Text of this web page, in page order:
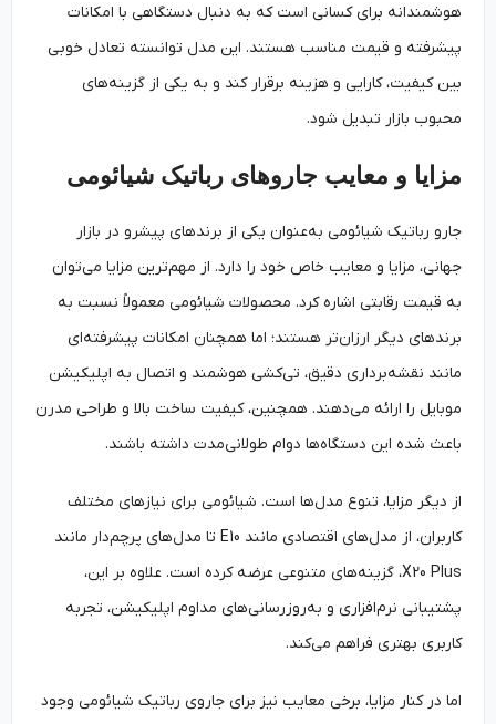
هوشمندانه برای کسانی است که به دنبال دستگاهی با امکانات
پیشرفته و قیمت مناسب هستند. این مدل توانسته تعادل خوبی
بین کیفیت، کارایی و هزینه برقرار کند و به یکی از گزینه‌های
محبوب بازار تبدیل شود.
مزایا و معایب جاروهای رباتیک شیائومی
جارو رباتیک شیائومی به‌عنوان یکی از برندهای پیشرو در بازار
جهانی، مزایا و معایب خاص خود را دارد. از مهم‌ترین مزایا می‌توان
به قیمت رقابتی اشاره کرد. محصولات شیائومی معمولاً نسبت به
برندهای دیگر ارزان‌تر هستند؛ اما همچنان امکانات پیشرفته‌ای
مانند نقشه‌برداری دقیق، تی‌کشی هوشمند و اتصال به اپلیکیشن
موبایل را ارائه می‌دهند. همچنین، کیفیت ساخت بالا و طراحی مدرن
باعث شده این دستگاه‌ها دوام طولانی‌مدت داشته باشند.
از دیگر مزایا، تنوع مدل‌ها است. شیائومی برای نیازهای مختلف
کاربران، از مدل‌های اقتصادی مانند E10 تا مدل‌های پرچم‌دار مانند
X20 Plus، گزینه‌های متنوعی عرضه کرده است. علاوه بر این،
پشتیبانی نرم‌افزاری و به‌روزرسانی‌های مداوم اپلیکیشن، تجربه
کاربری بهتری فراهم می‌کند.
اما در کنار مزایا، برخی معایب نیز برای جاروی رباتیک شیائومی وجود